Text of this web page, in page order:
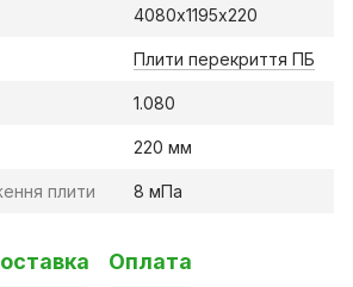
4080х1195х220
Плити перекриття ПБ
1.080
220 мм
плити 8 мПа
Оплата